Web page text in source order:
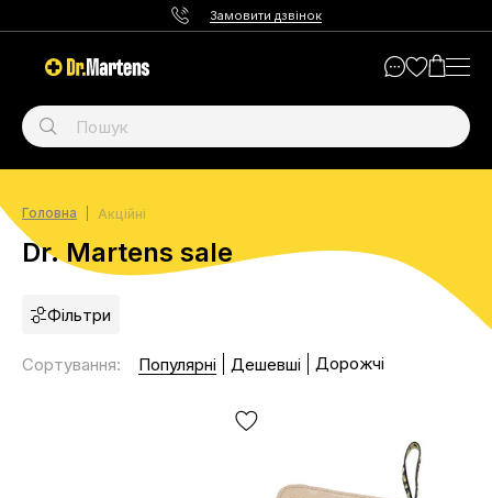
Замовити дзвінок
Головна Акційні
Dr. Martens sale
Фільтри
Сортування: Популярні Дешевші Дорожчі